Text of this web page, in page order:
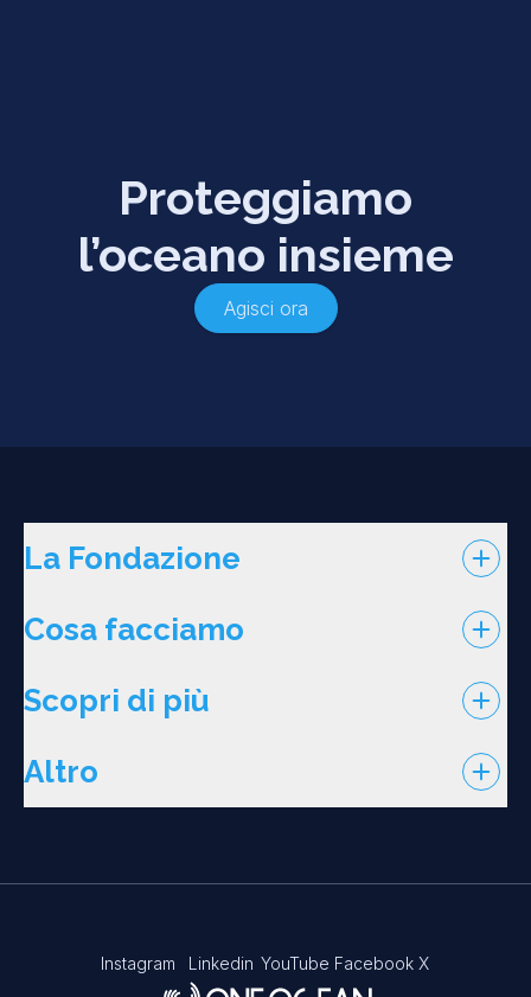
Proteggiamo
l’oceano insieme
Agisci ora
La Fondazione
Cosa facciamo
Scopri di più
Altro
Instagram Linkedin YouTube Facebook X